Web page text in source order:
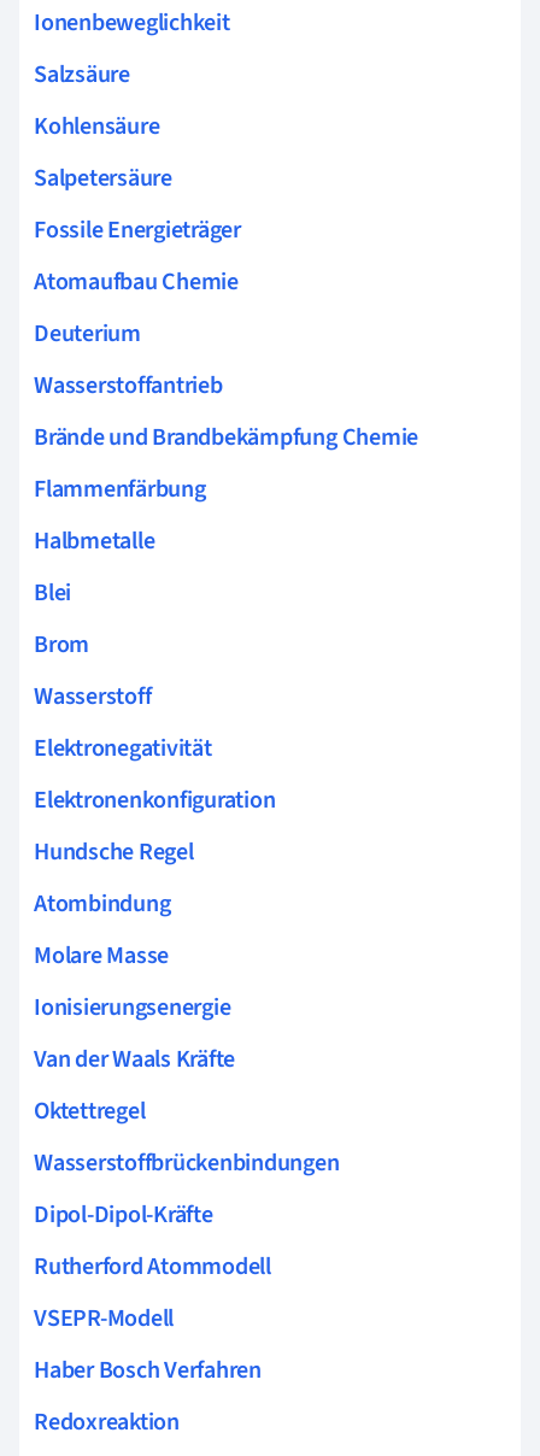
Ionenbeweglichkeit
Salzsäure
Kohlensäure
Salpetersäure
Fossile Energieträger
Atomaufbau Chemie
Deuterium
Wasserstoffantrieb
Brände und Brandbekämpfung Chemie
Flammenfärbung
Halbmetalle
Blei
Brom
Wasserstoff
Elektronegativität
Elektronenkonfiguration
Hundsche Regel
Atombindung
Molare Masse
Ionisierungsenergie
Van der Waals Kräfte
Oktettregel
Wasserstoffbrückenbindungen
Dipol-Dipol-Kräfte
Rutherford Atommodell
VSEPR-Modell
Haber Bosch Verfahren
Redoxreaktion